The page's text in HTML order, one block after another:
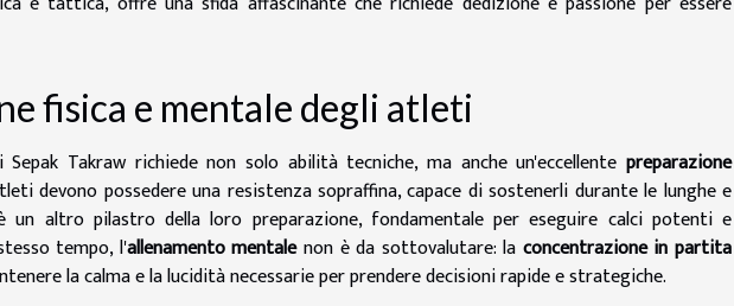
fisica e mentale degli atleti
Takraw richiede non solo abilità tecniche, ma anche un'eccellente preparazione
devono possedere una resistenza sopraffina, capace di sostenerli durante le lunghe e
altro pilastro della loro preparazione, fondamentale per eseguire calci potenti e
tempo, l'allenamento mentalenon è da sottovalutare: la concentrazione in partita
la calma e la lucidità necessarie per prendere decisioni rapide e strategiche.